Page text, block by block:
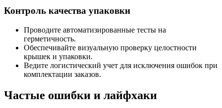
Контроль качества упаковки
Проводите автоматизированные тесты на
герметичность.
Обеспечивайте визуальную проверку целостности
крышек и упаковки.
Ведите логистический учет для исключения ошибок при
комплектации заказов.
Частые ошибки и лайфхаки